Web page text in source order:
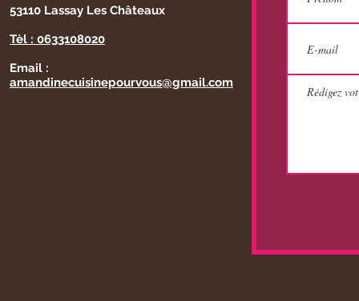
53110 Lassay Les Châteaux
Tèl : 0633108020
Email :
amandinecuisinepourvous@gmail.com